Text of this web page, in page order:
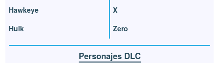
Hawkeye
Hulk
X
Zero
Personajes DLC